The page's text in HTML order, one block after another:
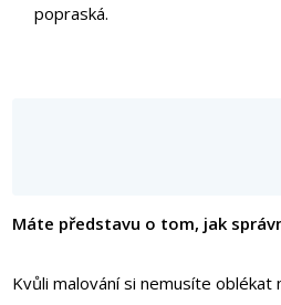
popraská.
Máte představu o tom, jak
Kvůli malování si nemusíte